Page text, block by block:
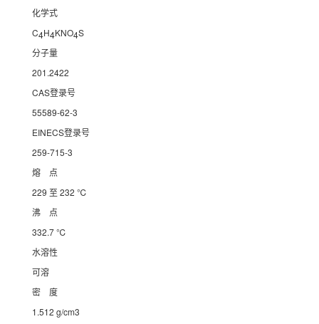
化学式
C4H4KNO4S
分子量
201.2422
CAS登录号
55589-62-3
EINECS登录号
259-715-3
熔 点
229 至 232 ℃
沸 点
332.7 ℃
水溶性
可溶
密 度
1.512 g/cm3